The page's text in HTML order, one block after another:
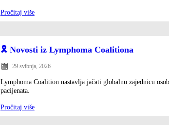
Pročitaj više
🎗️ Novosti iz Lymphoma Coalitiona
Posted29 svibnja, 2026
Lymphoma Coalition nastavlja jačati globalnu zajednicu
pacijenata.
Pročitaj više